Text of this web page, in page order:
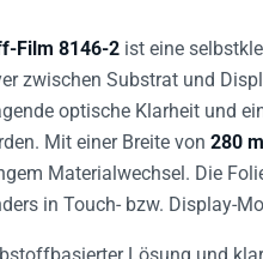
Film 8146-2 ist eine
zwischen Substrat und
optische Klarheit und
Mit einer Breite von 280
Materialwechsel. Die
in Touch- bzw. Display-
Lösung und